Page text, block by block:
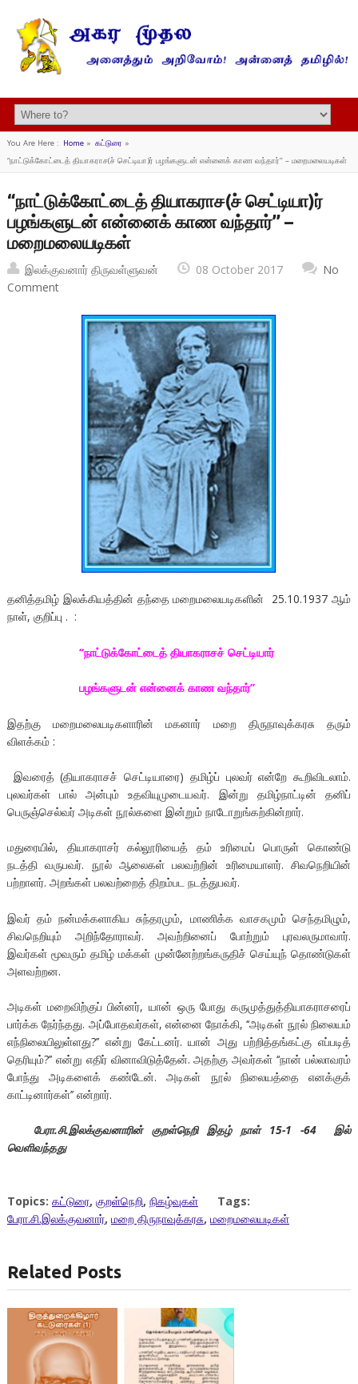
You Are Here : Home» கட்டுரை »
“நாட்டுக்கோட்டைத் தியாகராச(ச் செட்டியா)ர் பழங்களுடன் என்னைக் காண வந்தார்’’ – மறைமலையடிகள்
“நாட்டுக்கோட்டைத் தியாகராச(ச் செட்டியா)ர்
பழங்களுடன் என்னைக் காண வந்தார்’’ –
மறைமலையடிகள்
இலக்குவனார் திருவள்ளுவன் 08 October 2017
No
Comment
தனித்தமிழ் இலக்கியத்தின் தந்தை மறைமலையடிகளின் 25.10.1937 ஆம்
நாள், குறிப்பு . :
‘‘நாட்டுக்கோட்டைத் தியாகராசச் செட்டியார்
பழங்களுடன் என்னைக் காண வந்தார்’’
இதற்கு மறைமலையடிகளாரின் மகனார் மறை திருநாவுக்கரசு தரும்
விளக்கம் :
இவரைத் (தியாகராசச் செட்டியாரை) தமிழ்ப் புலவர் என்றே கூறிவிடலாம்.
புலவர்கள் பால் அன்பும் உதவியுமுடையவர். இன்று தமிழ்நாட்டின் தனிப்
பெருஞ்செல்வர் அடிகள் நூல்களை இன்றும் நாடோறுங்கற்கின்றார்.
மதுரையில், தியாகராசர் கல்லூரியைத் தம் உரிமைப் பொருள் கொண்டு
நடத்தி வருபவர். நூல் ஆலைகள் பலவற்றின் உரிமையாளர். சிவநெறியின்
பற்றாளர். அறங்கள் பலவற்றைத் திறம்பட நடத்துபவர்.
இவர் தம் நன்மக்களாகிய சுந்தரமும், மாணிக்க வாசகமும் செந்தமிழும்,
சிவநெறியும் அறிந்தோராவர். அவற்றினைப் போற்றும் புரவலருமாவார்.
இவர்கள் மூவரும் தமிழ் மக்கள் முன்னேற்றங்கருதிச் செய்யுந் தொண்டுகள்
அளவற்றன.
அடிகள் மறைவிற்குப் பின்னர், யான் ஒரு போது கருமுத்துத்தியாகராசரைப்
பார்க்க நேர்ந்தது. அப்போதவர்கள், என்னை நோக்கி, ‘‘அடிகள் நூல் நிலையம்
எந்நிலையிலுள்ளது?’’ என்று கேட்டனர். யான் அது பற்றித்தங்கட்கு எப்படித்
தெரியும்?’’ என்று எதிர் வினாவிடுத்தேன். அதற்கு அவர்கள் ‘‘நான் பல்லாவரம்
போந்து அடிகளைக் கண்டேன். அடிகள் நூல் நிலையத்தை எனக்குக்
காட்டினார்கள்’’ என்றார்.
பேரா.சி.இலக்குவனாரின் குறள்நெறி இதழ் நாள் 15-1 -64 இல்
வெளிவந்தது
Topics: கட்டுரை, குறள்நெறி, நிகழ்வுகள்
Tags:
பேரா.சி.இலக்குவனார், மறை திருநாவுக்கரசு, மறைமலையடிகள்
Related Posts